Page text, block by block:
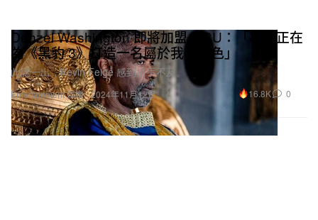
Entertainment 娛樂
Denzel Washington 即將加盟 MCU：「導演正在
為《黑豹 3》打造一名屬於我的角色」
此話一出，Kevin Feige 感到措手不及。
2024年11月12日 16.8K 0